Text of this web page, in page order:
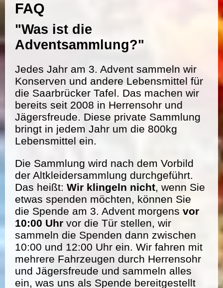
FAQ
"Was ist die
Adventsammlung?"
Jedes Jahr am 3. Advent sammeln wir
Konserven und andere Lebensmittel für
die Saarbrücker Tafel. Das machen wir
bereits seit 2008 in Herrensohr und
Jägersfreude. Diese private Sammlung
bringt in jedem Jahr um die 800kg
Lebensmittel ein.
Die Sammlung wird nach dem Vorbild
der Altkleidersammlung durchgeführt.
Das heißt: Wir klingeln nicht, wenn Sie
etwas spenden möchten, können Sie
die Spende am 3. Advent morgens vor
10:00 Uhr vor die Tür stellen, wir
sammeln die Spenden dann zwischen
10:00 und 12:00 Uhr ein. Wir fahren mit
mehrere Fahrzeugen durch Herrensohr
und Jägersfreude und sammeln alles
ein, was uns als Spende bereitgestellt